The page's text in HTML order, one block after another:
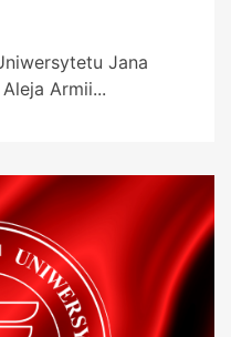
Jana
Armii...